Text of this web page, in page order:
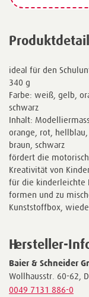
ideal für den
340 g
Farbe: weiß, gelb,
schwarz
Inhalt:
orange, rot,
braun, schwarz
fördert die
Kreativität von
für die kinderleichte
formen und zu
Kunststoffbox,
Hersteller-
Baier & Schneider
Wollhausstr. 60-62,
0049 7131 886-0